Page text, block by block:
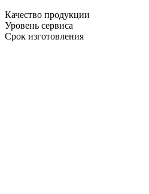
Качество продукции
Уровень сервиса
Срок изготовления